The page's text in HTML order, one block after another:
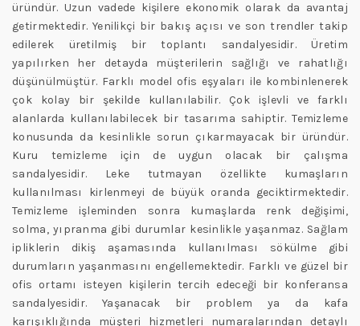
üründür. Uzun vadede kişilere ekonomik olarak da avantaj
getirmektedir. Yenilikçi bir bakış açısı ve son trendler takip
edilerek üretilmiş bir toplantı sandalyesidir. Üretim
yapılırken her detayda müşterilerin sağlığı ve rahatlığı
düşünülmüştür. Farklı model ofis eşyaları ile kombinlenerek
çok kolay bir şekilde kullanılabilir. Çok işlevli ve farklı
alanlarda kullanılabilecek bir tasarıma sahiptir. Temizleme
konusunda da kesinlikle sorun çıkarmayacak bir üründür.
Kuru temizleme için de uygun olacak bir çalışma
sandalyesidir. Leke tutmayan özellikte kumaşların
kullanılması kirlenmeyi de büyük oranda geciktirmektedir.
Temizleme işleminden sonra kumaşlarda renk değişimi,
solma, yıpranma gibi durumlar kesinlikle yaşanmaz. Sağlam
ipliklerin dikiş aşamasında kullanılması sökülme gibi
durumların yaşanmasını engellemektedir. Farklı ve güzel bir
ofis ortamı isteyen kişilerin tercih edeceği bir konferansa
sandalyesidir. Yaşanacak bir problem ya da kafa
karışıklığında müşteri hizmetleri numaralarından detaylı